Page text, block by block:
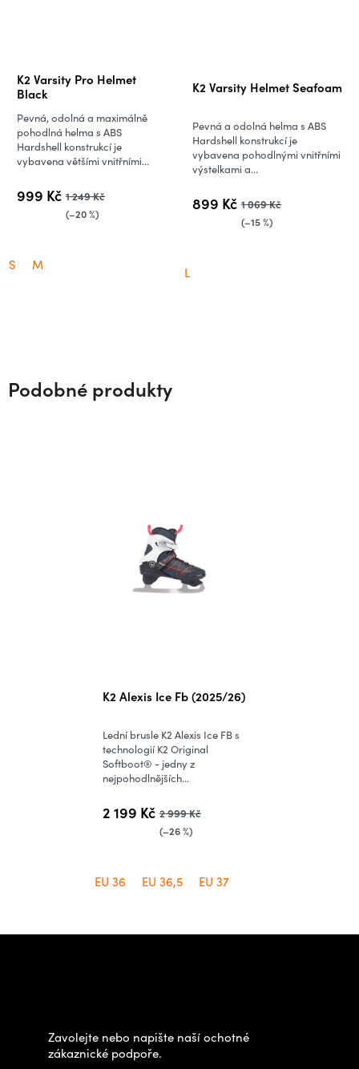
K2 Varsity Pro Helmet
Black
hodnocení
produktu
je
5,0
5
hvězdiček.
999 Kč 1 249 Kč
(–20 %)
Pevná, odolná a maximálně
pohodlná helma s ABS
Hardshell konstrukcí je
vybavena většími vnitřními...
S M
K2 Varsity Helmet Seafoam
899 Kč 1 069 Kč
(–15 %)
Pevná a odolná helma s ABS
Hardshell konstrukcí je
vybavena pohodlnými vnitřními
výstelkami a...
L
Podobné produkty
K2 Alexis Ice Fb (2025/26)
Průměrné
produktu
je
4,6
5
2 199 Kč 2 999 Kč
(–26 %)
Lední brusle K2 Alexis Ice FB s
technologií K2 Original
Softboot® - jedny z
nejpohodlnějších...
EU 36 EU 36,5 EU 37
Zavolejte nebo napište naší ochotné
zákaznické podpoře.